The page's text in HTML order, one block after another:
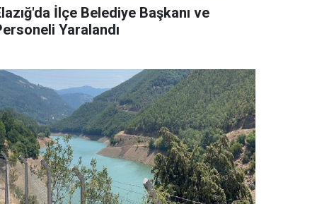
İlçe Belediye Başkanı ve
Yaralandı